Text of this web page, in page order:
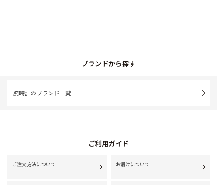
ブランドから探す
腕時計のブランド一覧
ご利用ガイド
ご注文方法について お届けについて